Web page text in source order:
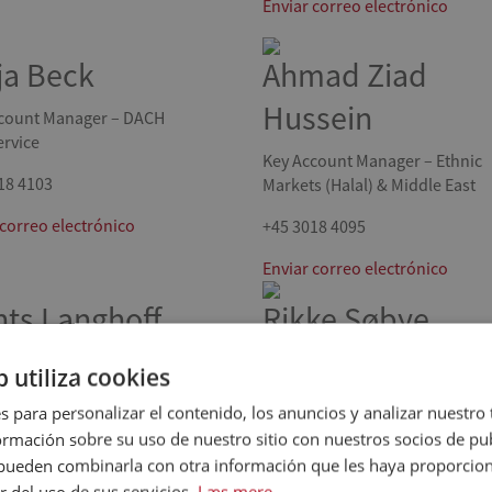
Enviar correo electrónico
Beck
Manager – DACH
4103
electrónico
Ahmad Ziad
Hussein
Key Account Manager – Ethnic
Markets (Halal) & Middle East
+45 3018 4095
Enviar correo electrónico
Langhoff
8761
electrónico
Rikke Søbye
Sales Coordinator
+45 3018 3957
utiliza cookies
para personalizar el contenido, los anuncios y analizar nuestro
sobre su uso de nuestro sitio con nuestros socios de
combinarla con otra información que les haya